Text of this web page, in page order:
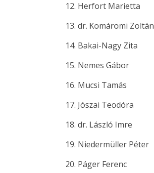
Herfort Marietta
dr. Komáromi Zoltán
Bakai-Nagy Zita
Nemes Gábor
Mucsi Tamás
Jószai Teodóra
dr. László Imre
Niedermüller Péter
Páger Ferenc